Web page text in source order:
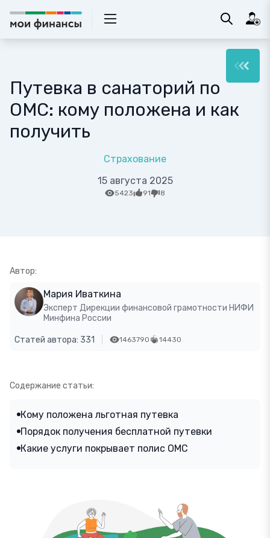
Путевка в санаторий по
ОМС: кому положена и как
получить
Страхование
15 августа 2025
5423 91 8
Автор:
Мария Иваткина
Эксперт Дирекции финансовой грамотности НИФИ
Минфина России
Статей автора: 331 1463790 14430
Содержание статьи:
Кому положена льготная путевка
Порядок получения бесплатной путевки
Какие услуги покрывает полис ОМС